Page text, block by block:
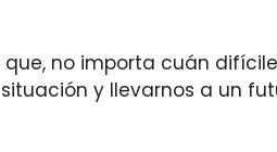
no importa cuán
y llevarnos a un